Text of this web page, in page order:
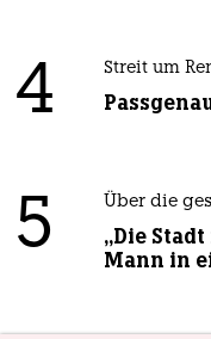
4 Streit um
5 Über die
„Die
Mann in